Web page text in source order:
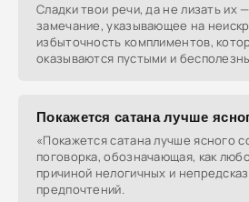
Сладки твои речи, да не лизать их
замечание, указывающее на
избыточность комплиментов,
оказываются пустыми и
Покажется сатана лучше
«Покажется сатана лучше ясного
поговорка, обозначающая, как
причиной нелогичных и
предпочтений.